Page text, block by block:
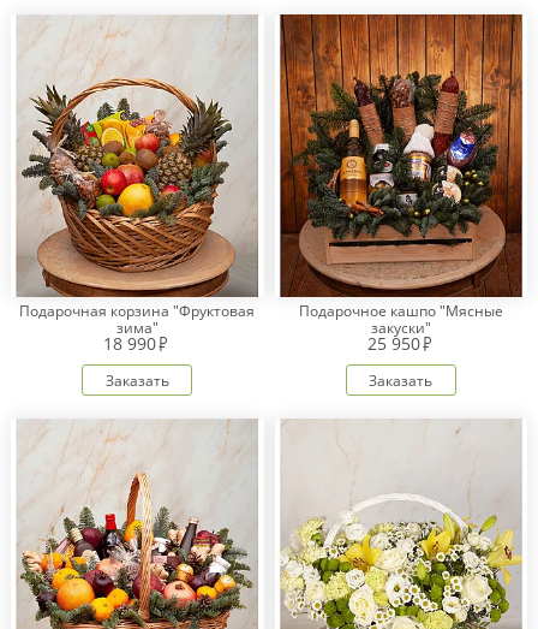
Подарочная корзина "Фруктовая
зима"
18 990
Заказать
Подарочное кашпо "Мясные
закуски"
25 950
Заказать